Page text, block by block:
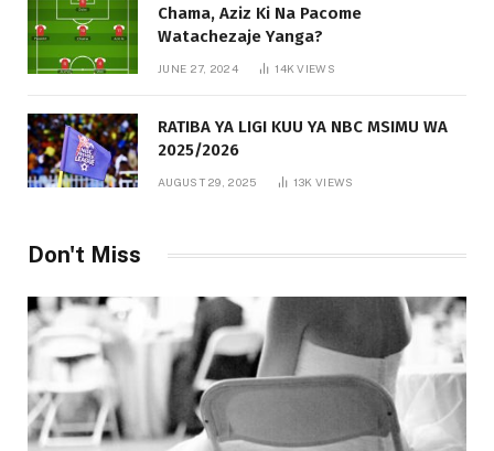
Chama, Aziz Ki Na Pacome
Watachezaje Yanga?
JUNE 27, 2024 14KVIEWS
RATIBA YA LIGI KUU YA NBC MSIMU WA
2025/2026
AUGUST 29, 2025 13KVIEWS
Don't Miss